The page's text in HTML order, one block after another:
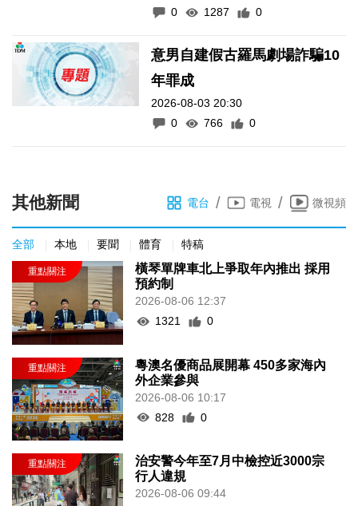
0
1287 0
意男自建假古羅馬劇場詐騙10
年罪成
2026-08-03 20:30
0
766 0
其他新聞 電台 / 電視 / 微視頻
全部 本地 要聞 體育 特稿
橫琴單牌車北上爭取年內推出 採用
預約制
2026-08-06 12:37
1321
0
粵澳名優商品展開幕 450多家海內
外企業參與
2026-08-06 10:17
828
0
治安警今年至7月中檢控近3000宗
行人違規
2026-08-06 09:44